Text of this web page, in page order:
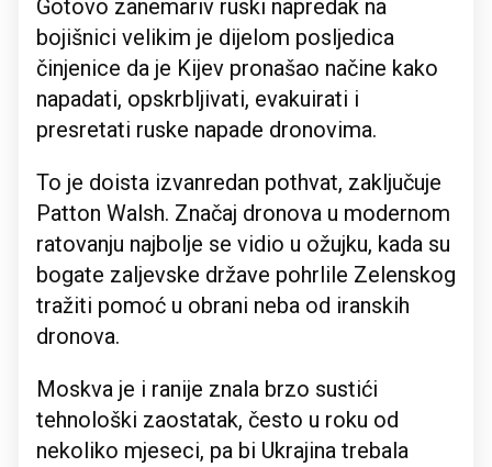
Gotovo zanemariv ruski napredak na
bojišnici velikim je dijelom posljedica
činjenice da je Kijev pronašao načine kako
napadati, opskrbljivati, evakuirati i
presretati ruske napade dronovima.
To je doista izvanredan pothvat, zaključuje
Patton Walsh. Značaj dronova u modernom
ratovanju najbolje se vidio u ožujku, kada su
bogate zaljevske države pohrlile Zelenskog
tražiti pomoć u obrani neba od iranskih
dronova.
Moskva je i ranije znala brzo sustići
tehnološki zaostatak, često u roku od
nekoliko mjeseci, pa bi Ukrajina trebala